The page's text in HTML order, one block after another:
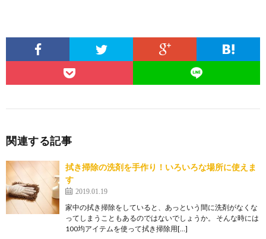
関連する記事
拭き掃除の洗剤を手作り！いろいろな場所に使えま
す
2019.01.19
家中の拭き掃除をしていると、あっという間に洗剤がなくな
ってしまうこともあるのではないでしょうか。 そんな時には
100均アイテムを使って拭き掃除用[…]